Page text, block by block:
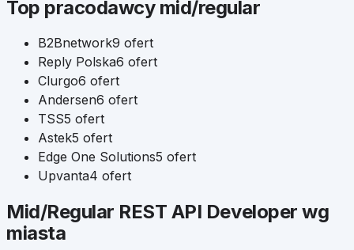
Top pracodawcy mid/regular
B2Bnetwork9 ofert
Reply Polska6 ofert
Clurgo6 ofert
Andersen6 ofert
TSS5 ofert
Astek5 ofert
Edge One Solutions5 ofert
Upvanta4 ofert
Mid/Regular REST API Developer wg
miasta